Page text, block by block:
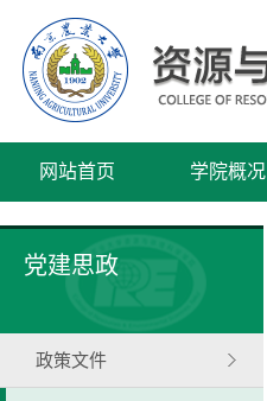
网站首页 学院概况
党建思政
政策文件